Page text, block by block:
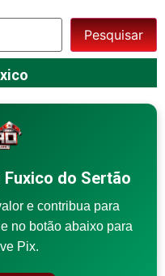
Pesquisar
do Sertão
e contribua para
no botão abaixo para
Pix.